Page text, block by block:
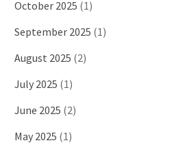
October 2025 (1)
September 2025 (1)
August 2025 (2)
July 2025 (1)
June 2025 (2)
May 2025 (1)